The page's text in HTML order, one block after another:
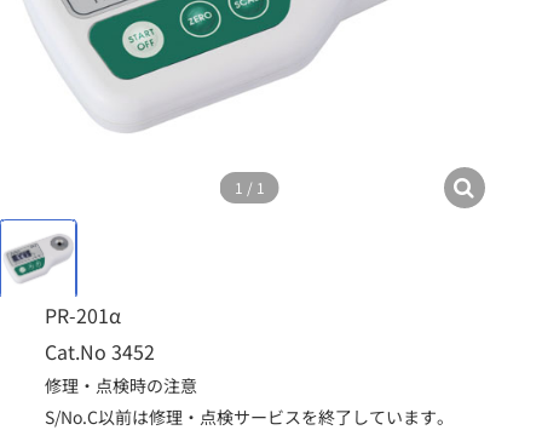
1 / 1
PR-201α
Cat.No 3452
修理・点検時の注意
S/No.C以前は修理・点検サービスを終了しています。